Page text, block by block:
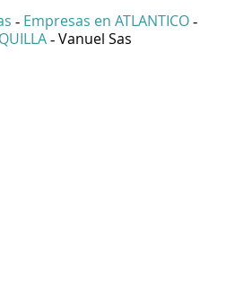
- Empresas en ATLANTICO -
- Vanuel Sas